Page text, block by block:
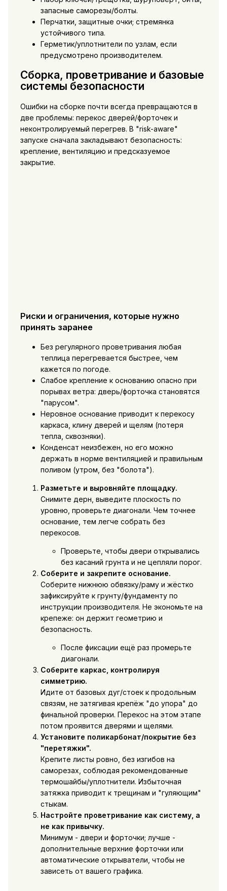
запасные саморезы/болты.
Перчатки, защитные очки; стремянка
устойчивого типа.
Герметик/уплотнители по узлам, если
предусмотрено производителем.
Сборка, проветривание и базовые
системы безопасности
Ошибки на сборке почти всегда превращаются в
две проблемы: перекос дверей/форточек и
неконтролируемый перегрев. В "risk-aware"
запуске сначала закладывают безопасность:
крепление, вентиляцию и предсказуемое
закрытие.
Риски и ограничения, которые нужно
принять заранее
Без регулярного проветривания любая
теплица перегревается быстрее, чем
кажется по погоде.
Слабое крепление к основанию опасно при
порывах ветра: дверь/форточка становятся
"парусом".
Неровное основание приводит к перекосу
каркаса, клину дверей и щелям (потеря
тепла, сквозняки).
Конденсат неизбежен, но его можно
держать в норме вентиляцией и правильным
поливом (утром, без "болота").
Разметьте и выровняйте площадку.
Снимите дерн, выведите плоскость по
уровню, проверьте диагонали. Чем точнее
основание, тем легче собрать без
перекосов.
Проверьте, чтобы двери открывались
без касаний грунта и не цепляли порог.
Соберите и закрепите основание.
Соберите нижнюю обвязку/раму и жёстко
зафиксируйте к грунту/фундаменту по
инструкции производителя. Не экономьте на
крепеже: он держит геометрию и
безопасность.
После фиксации ещё раз промерьте
диагонали.
Соберите каркас, контролируя
симметрию.
Идите от базовых дуг/стоек к продольным
связям, не затягивая крепёж "до упора" до
финальной проверки. Перекос на этом этапе
потом проявится дверями и щелями.
Установите поликарбонат/покрытие без
"перетяжки".
Крепите листы ровно, без изгибов на
саморезах, соблюдая рекомендованные
термошайбы/уплотнители. Избыточная
затяжка приводит к трещинам и "гуляющим"
стыкам.
Настройте проветривание как систему, а
не как привычку.
Минимум - двери и форточки; лучше -
дополнительные верхние форточки или
автоматические открыватели, чтобы не
зависеть от вашего графика.